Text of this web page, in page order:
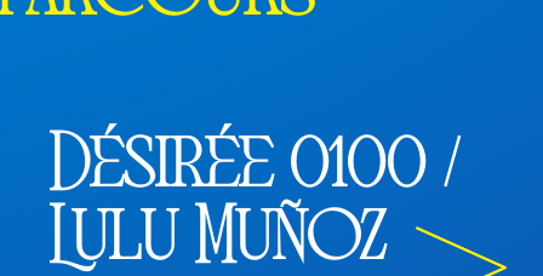
Désirée 0100 /
Lulu Muñoz